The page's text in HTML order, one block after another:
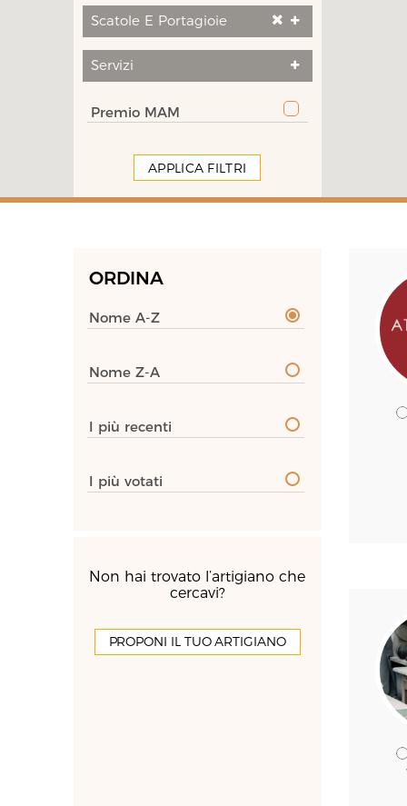
Scatole E Portagioie
Servizi
Premio MAM
APPLICA FILTRI
ORDINA
Nome A-Z
Nome Z-A
I più recenti
I più votati
Non hai trovato l’artigiano che
cercavi?
PROPONI IL TUO ARTIGIANO